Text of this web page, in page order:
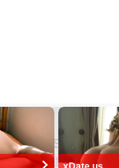
Chudai Sex Kahani
GeneratePress